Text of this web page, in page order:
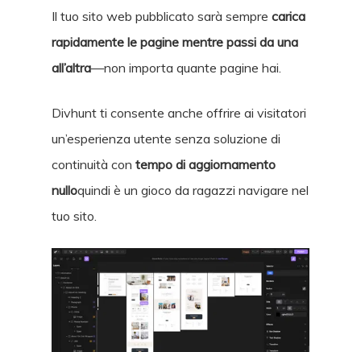
Il tuo sito web pubblicato sarà sempre carica
rapidamente le pagine mentre passi da una
all’altra—non importa quante pagine hai.
Divhunt ti consente anche offrire ai visitatori
un’esperienza utente senza soluzione di
continuità con tempo di aggiornamento
nulloquindi è un gioco da ragazzi navigare nel
tuo sito.